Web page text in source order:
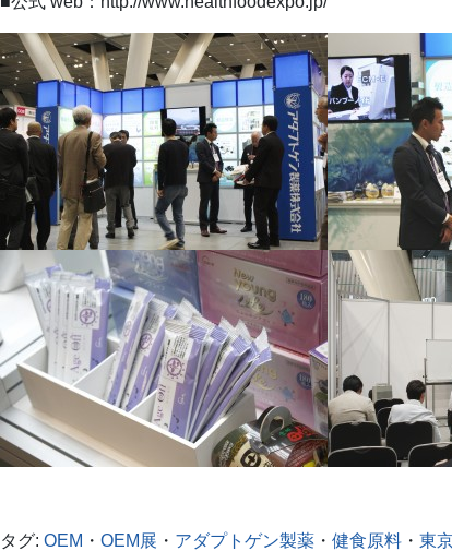
タグ: OEM ・ OEM展 ・ アダプトゲン製薬 ・ 健食原料 ・ 東